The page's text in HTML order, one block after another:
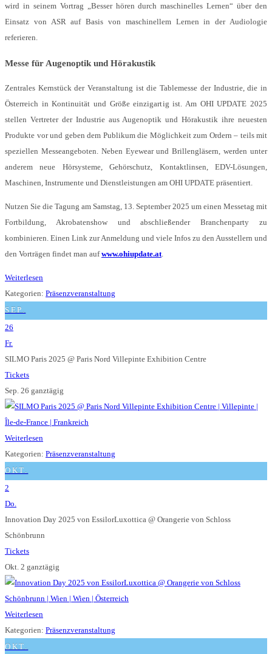
wird in seinem Vortrag „Besser hören durch maschinelles Lernen“ über den
Einsatz von ASR auf Basis von maschinellem Lernen in der Audiologie
referieren.
Messe für Augenoptik und Hörakustik
Zentrales Kernstück der Veranstaltung ist die Tablemesse der Industrie, die in
Österreich in Kontinuität und Größe einzigartig ist. Am OHI UPDATE 2025
stellen Vertreter der Industrie aus Augenoptik und Hörakustik ihre neuesten
Produkte vor und geben dem Publikum die Möglichkeit zum Ordern – teils mit
speziellen Messeangeboten. Neben Eyewear und Brillengläsern, werden unter
anderem neue Hörsysteme, Gehörschutz, Kontaktlinsen, EDV-Lösungen,
Maschinen, Instrumente und Dienstleistungen am OHI UPDATE präsentiert.
Nutzen Sie die Tagung am Samstag, 13. September 2025 um einen Messetag mit
Fortbildung, Akrobatenshow und abschließender Branchenparty zu
kombinieren. Einen Link zur Anmeldung und viele Infos zu den Ausstellern und
den Vorträgen findet man aufwww.ohiupdate.at
Weiterlesen
Kategorien: Präsenzveranstaltung
SEP.
26
Fr.
SILMO Paris 2025 @ Paris Nord Villepinte Exhibition Centre
Tickets
Sep. 26 ganztägig
Weiterlesen
Kategorien: Präsenzveranstaltung
OKT.
2
Do.
Innovation Day 2025 von EssilorLuxottica @ Orangerie von Schloss
Schönbrunn
Tickets
Okt. 2 ganztägig
Weiterlesen
Kategorien: Präsenzveranstaltung
OKT.